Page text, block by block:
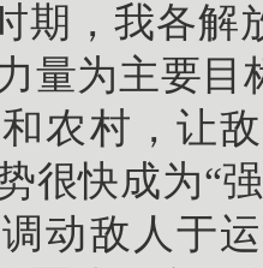
期，我各解
量为主要
农村，让
很快成为“
动敌人于